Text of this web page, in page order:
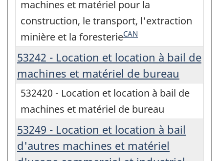
machines et matériel pour la
construction, le transport, l'extraction
minière et la foresterieCAN
53242 - Location et location à bail de
machines et matériel de bureau
532420 - Location et location à bail de
machines et matériel de bureau
53249 - Location et location à bail
d'autres machines et matériel